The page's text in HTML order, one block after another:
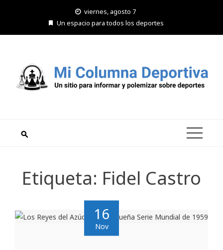
viernes, agosto 7
Un espacio para todos los deportes
Etiqueta: Fidel Castro
16
Nov